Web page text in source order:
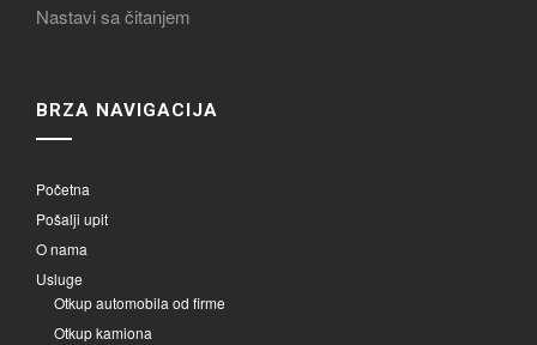
Nastavi sa čitanjem
BRZA NAVIGACIJA
Početna
Pošalji upit
O nama
Usluge
Otkup automobila od firme
Otkup kamiona